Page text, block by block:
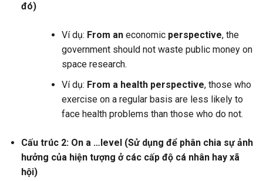
đó)
Ví dụ: From aneconomic perspective, the
government should not waste public money on
space research.
Ví dụ: From a health perspective, those who
exercise on a regular basis are less likely to
face health problems than those who do not.
Cấu trúc 2: On a …level (Sử dụng để phân chia sự ảnh
hưởng của hiện tượng ở các cấp độ cá nhân hay xã
hội)